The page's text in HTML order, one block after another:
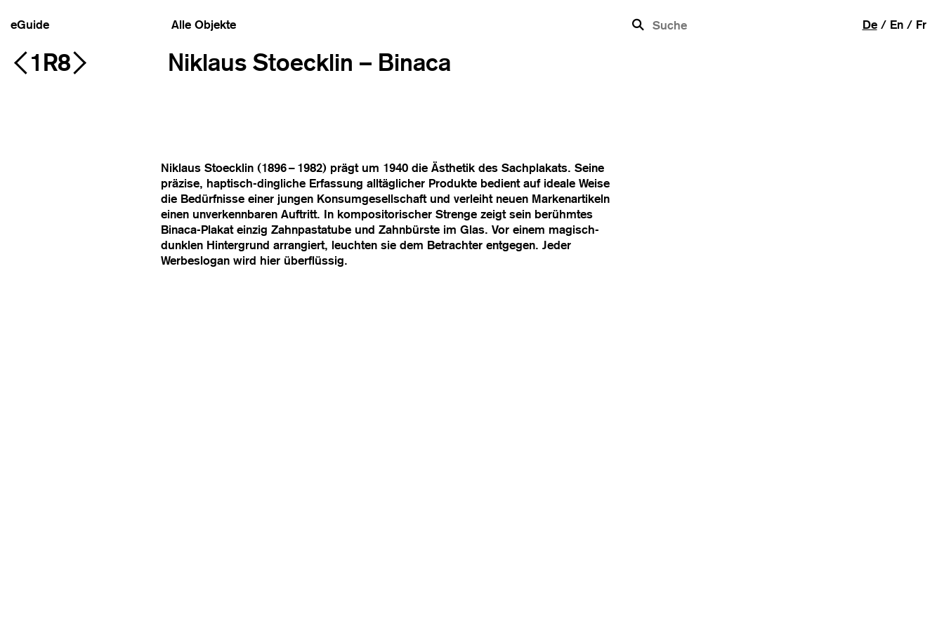
eGuide b
Alle Objekte De En Fr
1R8 Niklaus Stoecklin – Binaca
Niklaus Stoecklin (1896 – 1982) prägt um 1940 die Ästhetik des Sachplakats. Seine
präzise, haptisch-dingliche Erfassung alltäglicher Produkte bedient auf ideale Weise
die Bedürfnisse einer jungen Konsumgesellschaft und verleiht neuen Markenartikeln
einen unverkennbaren Auftritt. In kompositorischer Strenge zeigt sein berühmtes
Binaca-Plakat einzig Zahnpastatube und Zahnbürste im Glas. Vor einem magisch-
dunklen Hintergrund arrangiert, leuchten sie dem Betrachter entgegen. Jeder
Werbeslogan wird hier überflüssig.